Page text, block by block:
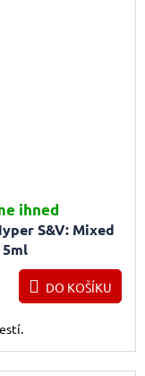
S&V: Mixed
ihned
DO KOŠÍKU